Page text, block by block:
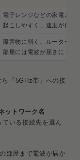
電子レンジなどの家電と電
起こしやすく、速度が低下
障害物に弱く、ルーターか
部屋には電波が届きにくい
「5GHz帯」への接
ットワーク名
ている接続先を選ん
部屋まで電波が届か